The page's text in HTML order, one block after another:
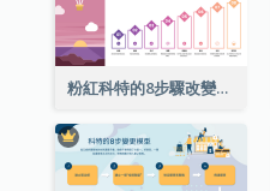
粉紅科特的8步驟改變模式戰略分析